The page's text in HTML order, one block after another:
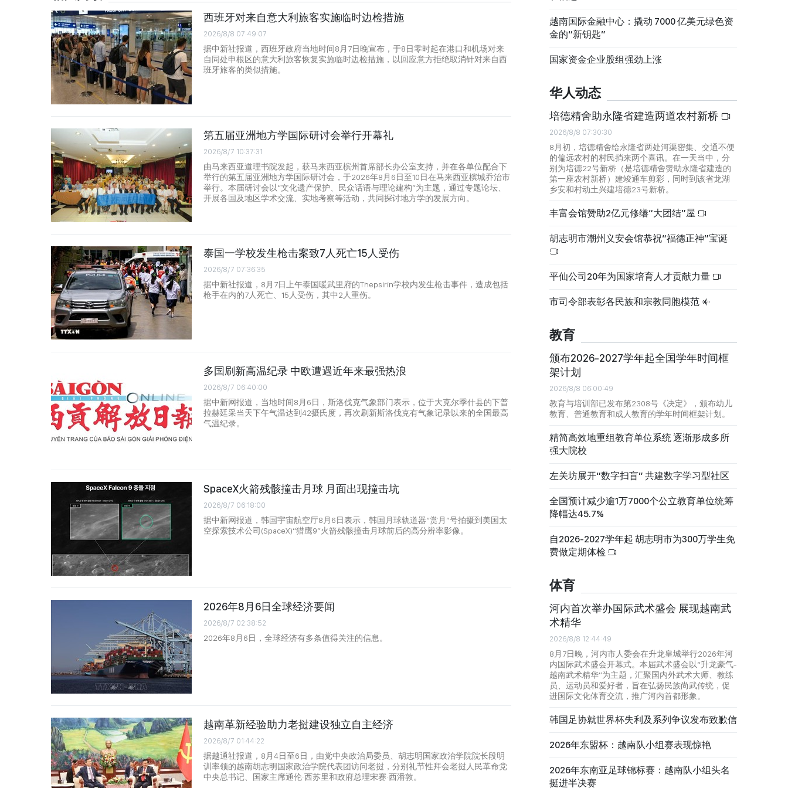
西班牙对来自意大利旅客实施临时边检措施
2026/8/8 07:49:07
据中新社报道，西班牙政府当地时间8月7日晚宣布，于8日零时起在港口和机场对来
自同处申根区的意大利旅客恢复实施临时边检措施，以回应意方拒绝取消针对来自西
班牙旅客的类似措施。
第五届亚洲地方学国际研讨会举行开幕礼
2026/8/7 10:37:31
由马来西亚道理书院发起，获马来西亚槟州首席部长办公室支持，并在各单位配合下
举行的第五届亚洲地方学国际研讨会，于2026年8月6日至10日在马来西亚槟城乔治市
举行。本届研讨会以“文化遗产保护、民众话语与理论建构”为主题，通过专题论坛、
开展各国及地区学术交流、实地考察等活动，共同探讨地方学的发展方向。
泰国一学校发生枪击案致7人死亡15人受伤
2026/8/7 07:36:35
据中新社报道，8月7日上午泰国暖武里府的Thepsirin学校内发生枪击事件，造成包括
枪手在内的7人死亡、15人受伤，其中2人重伤。
多国刷新高温纪录 中欧遭遇近年来最强热浪
2026/8/7 06:40:00
据中新网报道，当地时间8月6日，斯洛伐克气象部门表示，位于大克尔季什县的下普
拉赫廷采当天下午气温达到42摄氏度，再次刷新斯洛伐克有气象记录以来的全国最高
气温纪录。
SpaceX火箭残骸撞击月球 月面出现撞击坑
2026/8/7 06:18:00
据中新网报道，韩国宇宙航空厅8月6日表示，韩国月球轨道器“赏月”号拍摄到美国太
空探索技术公司(SpaceX)“猎鹰9”火箭残骸撞击月球前后的高分辨率影像。
2026年8月6日全球经济要闻
2026/8/7 02:38:52
2026年8月6日，全球经济有多条值得关注的信息。
越南革新经验助力老挝建设独立自主经济
2026/8/7 01:44:22
据越通社报道，8月4日至6日，由党中央政治局委员、胡志明国家政治学院院长段明
训率领的越南胡志明国家政治学院代表团访问老挝，分别礼节性拜会老挝人民革命党
中央总书记、国家主席通伦·西苏里和政府总理宋赛·西潘敦。
越南国际金融中心：撬动 7000 亿美元绿色资
金的“新钥匙”
国家资金企业股组强劲上涨
华人动态
培德精舍助永隆省建造两道农村新桥
2026/8/8 07:30:30
8月初，培德精舍给永隆省两处河渠密集、交通不便
的偏远农村的村民捎来两个喜讯。在一天当中，分
别为培德22号新桥（是培德精舍赞助永隆省建造的
第一座农村新桥）建竣通车剪彩，同时到该省龙湖
乡安和村动土兴建培德23号新桥。
丰富会馆赞助2亿元修缮“大团结”屋
胡志明市潮州义安会馆恭祝“福德正神”宝诞
平仙公司20年为国家培育人才贡献力量
市司令部表彰各民族和宗教同胞模范
教育
颁布2026-2027学年起全国学年时间框
架计划
2026/8/8 06:00:49
教育与培训部已发布第2308号《决定》，颁布幼儿
教育、普通教育和成人教育的学年时间框架计划。
精简高效地重组教育单位系统 逐渐形成多所
强大院校
左关坊展开“数字扫盲” 共建数字学习型社区
全国预计减少逾1万7000个公立教育单位统筹
降幅达45.7%
自2026-2027学年起 胡志明市为300万学生免
费做定期体检
体育
河内首次举办国际武术盛会 展现越南武
术精华
2026/8/8 12:44:49
8月7日晚，河内市人委会在升龙皇城举行2026年河
内国际武术盛会开幕式。本届武术盛会以“升龙豪气-
越南武术精华”为主题，汇聚国内外武术大师、教练
员、运动员和爱好者，旨在弘扬民族尚武传统，促
进国际文化体育交流，推广河内首都形象。
韩国足协就世界杯失利及系列争议发布致歉信
2026年东盟杯：越南队小组赛表现惊艳
2026年东南亚足球锦标赛：越南队小组头名
挺进半决赛